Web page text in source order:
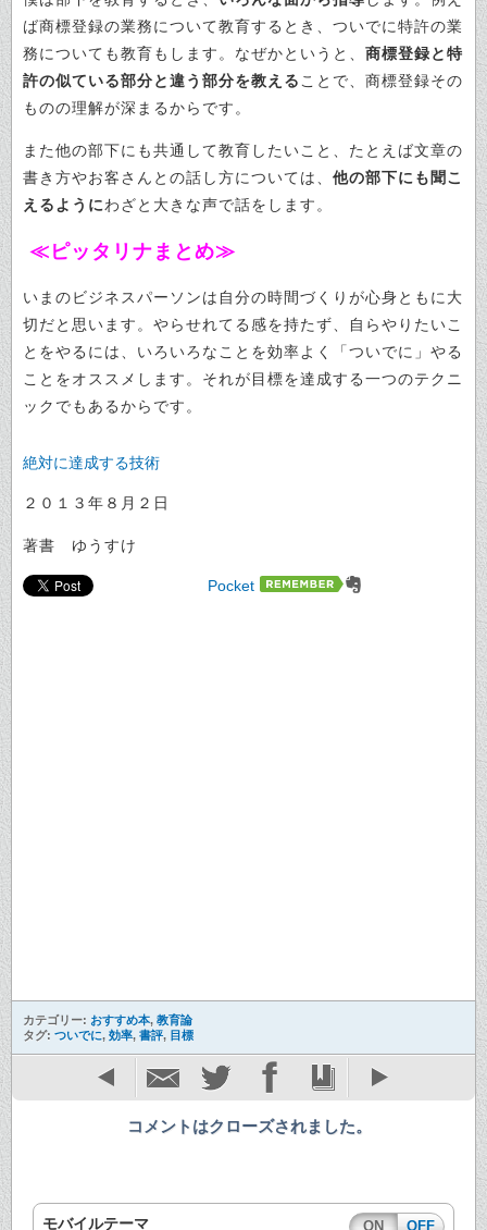
ば商標登録の業務について教育するとき、ついでに特許の業
務についても教育もします。なぜかというと、 商標登録と特
許の似ている部分と違う部分を教えることで、商標登録その
ものの理解が深まるからです。
また他の部下にも共通して教育したいこと、たとえば文章の
書き方やお客さんとの話し方については、 他の部下にも聞こ
えるようにわざと大きな声で話をします。
≪ピッタリナまとめ≫
いまのビジネスパーソンは自分の時間づくりが心身ともに大
切だと思います。やらせれてる感を持たず、自らやりたいこ
とをやるには、いろいろなことを効率よく「ついでに」やる
ことをオススメします。それが目標を達成する一つのテクニ
ックでもあるからです。
絶対に達成する技術
２０１３年８月２日
著書 ゆうすけ
Pocket
カテゴリー: おすすめ本, 教育論
タグ: ついでに, 効率, 書評, 目標
コメントはクローズされました。
モバイルテーマ ON OFF